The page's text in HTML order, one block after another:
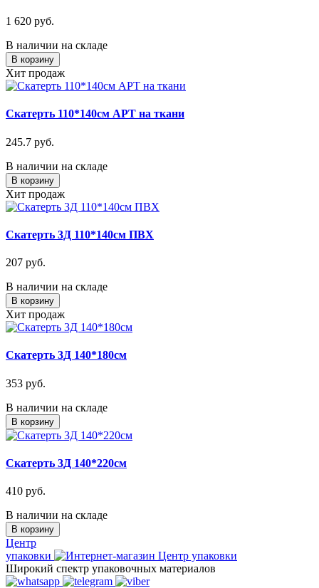
1 620 руб.
В наличии на складе
В корзину
Хит продаж
Скатерть 110*140см АРТ на ткани
245.7 руб.
В наличии на складе
В корзину
Хит продаж
Скатерть 3Д 110*140см ПВХ
207 руб.
В наличии на складе
В корзину
Хит продаж
Скатерть 3Д 140*180см
353 руб.
В наличии на складе
В корзину
Скатерть 3Д 140*220см
410 руб.
В наличии на складе
В корзину
Центр
упаковки
Широкий спектр упаковочных материалов